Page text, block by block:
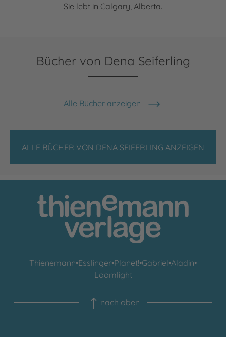
Sie lebt in Calgary, Alberta.
Bücher von Dena Seiferling
Alle Bücher anzeigen
ALLE BÜCHER VON DENA SEIFERLING ANZEIGEN
Thienemann•Esslinger•Planet!•Gabriel•Aladin•
Loomlight
nach oben